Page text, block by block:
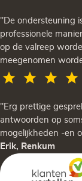
"De ondersteuning
professionele
op de valreep
meegenomen
"Erg prettige
antwoorden op
mogelijkheden -en
Erik, Renkum